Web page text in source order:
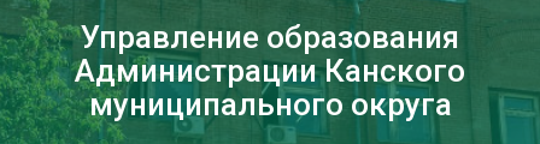
Управление образования
Администрации Канского
муниципального округа